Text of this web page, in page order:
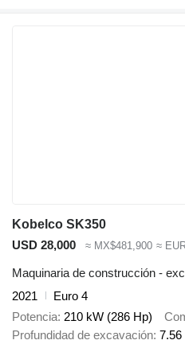
Kobelco SK350
USD 28,000
≈ MX$481,900 ≈
Maquinaria de construcción -
2021
Euro 4
Potencia 210 kW (286 Hp)
Profundidad de excavación 7.56